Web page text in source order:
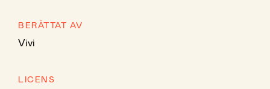
BERÄTTAT AV
Vivi
LICENS